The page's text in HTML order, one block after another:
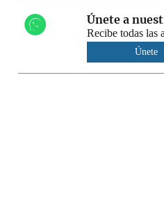
Únete a
Recibe todas las
Únete